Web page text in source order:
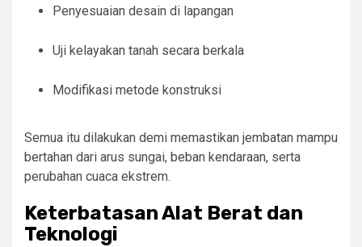
Penyesuaian desain di lapangan
Uji kelayakan tanah secara berkala
Modifikasi metode konstruksi
Semua itu dilakukan demi memastikan jembatan mampu
bertahan dari arus sungai, beban kendaraan, serta
perubahan cuaca ekstrem.
Keterbatasan Alat Berat dan
Teknologi